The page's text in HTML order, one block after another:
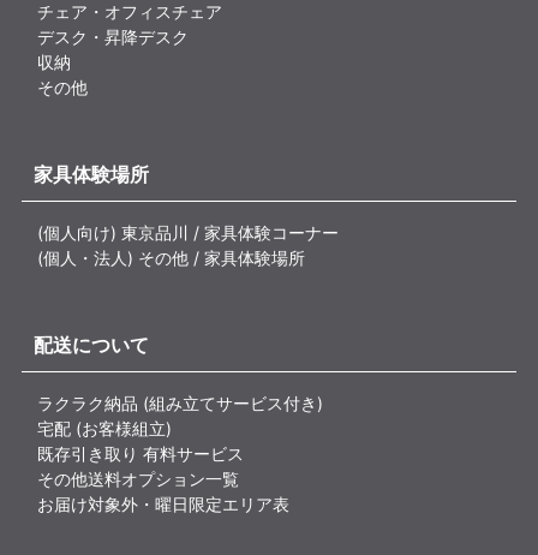
チェア・オフィスチェア
デスク・昇降デスク
収納
その他
家具体験場所
(個人向け) 東京品川 / 家具体験コーナー
(個人・法人) その他 / 家具体験場所
配送について
ラクラク納品 (組み立てサービス付き)
宅配 (お客様組立)
既存引き取り 有料サービス
その他送料オプション一覧
お届け対象外・曜日限定エリア表